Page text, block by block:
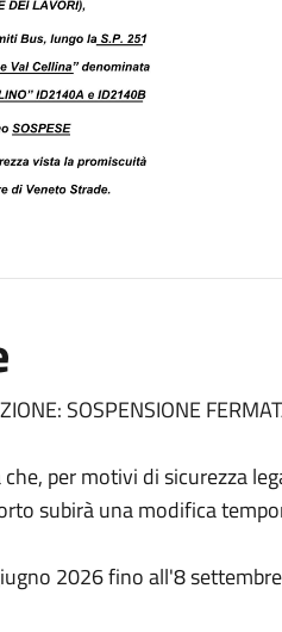
SOSPENSIONE
per motivi di sicurezza
subirà una modifica
2026 fino all'8